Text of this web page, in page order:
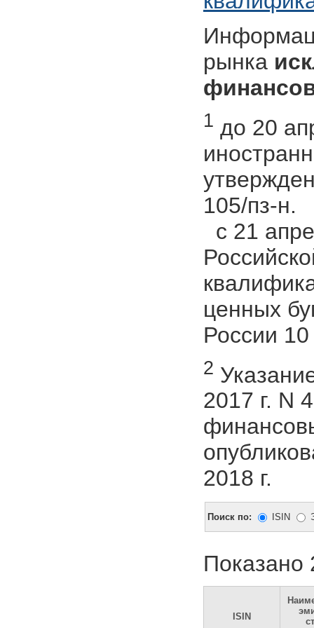
рынка
1 до 20
105/пз-н.
c 21
ценных
России
2
2017 г. N
2018 г.
Поиск по: ISIN
Показано
ISIN